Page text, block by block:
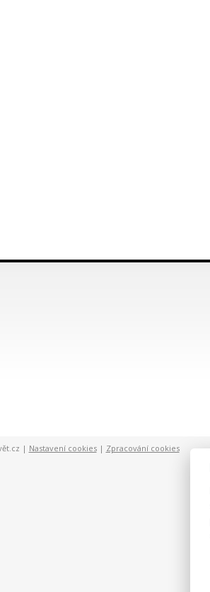
| Nastavení cookies| Zpracování cookies